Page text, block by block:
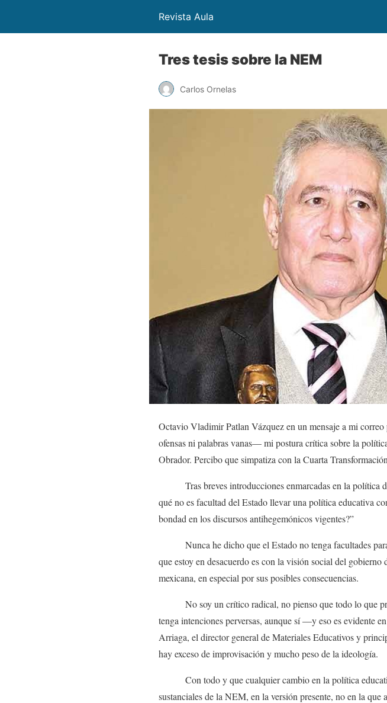
Revista Aula
Tres tesis sobre la NEM
Carlos Ornelas
Octavio Vladimir Patlan Vázquez en un mensaje a mi
ofensas ni palabras vanas— mi postura crítica sobre la
Obrador. Percibo que simpatiza con la Cuarta
Tras breves introducciones enmarcadas en la política de
qué no es facultad del Estado llevar una política educativa
bondad en los discursos antihegemónicos vigentes?”
Nunca he dicho que el Estado no tenga facultades
que estoy en desacuerdo es con la visión social del
mexicana, en especial por sus posibles consecuencias.
No soy un crítico radical, no pienso que todo lo que
tenga intenciones perversas, aunque sí —y eso es evidente
Arriaga, el director general de Materiales Educativos y
hay exceso de improvisación y mucho peso de la ideología.
Con todo y que cualquier cambio en la política
sustanciales de la NEM, en la versión presente, no en la